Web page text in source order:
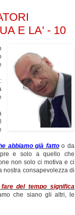
E LA' - 10
:
abbiamo già fattoo da
e solo a quello che
non solo ci motiva e ci
nostra consapevolezza di
del tempo significa
che siano gli altri, le